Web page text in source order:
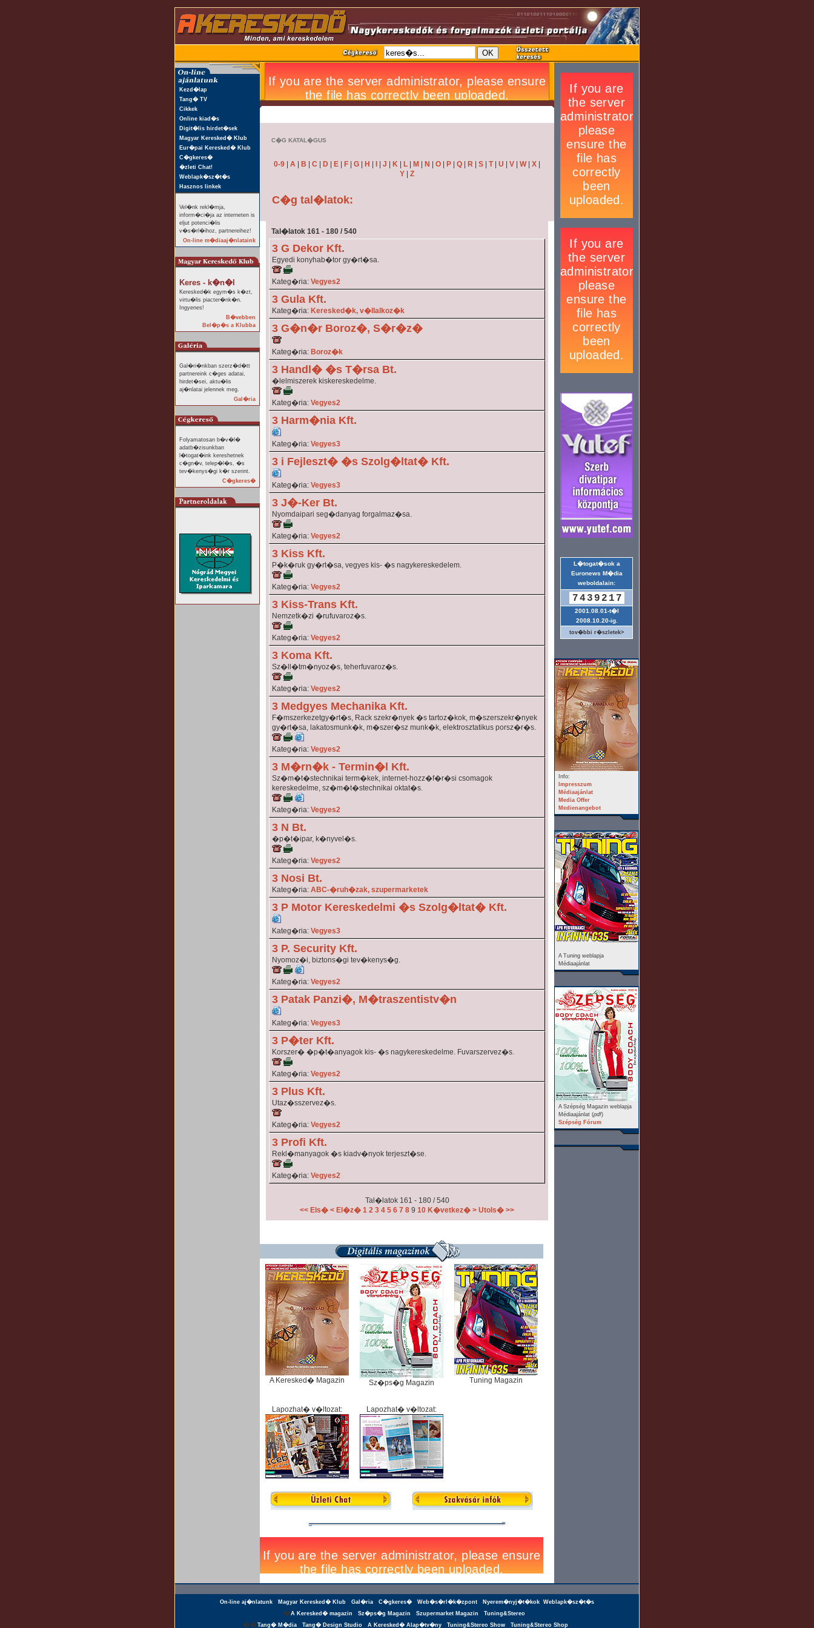
Kezd�lap
Tang� TV
Cikkek
Online kiad�s
Digit�lis hirdet�sek
Magyar Keresked� Klub
Eur�pai Keresked� Klub
C�gkeres�
�zleti Chat!
Weblapk�sz�t�s
Hasznos linkek
Vel�nk rekl�mja,
inform�ci�ja az interneten is
eljut potenci�lis
v�s�rl�ihoz, partnereihez!
On-line m�diaaj�nlataink
Keres - k�n�l
Keresked�k egym�s k�zt,
virtu�lis piacter�nk�n.
Ingyenes!
B�vebben
Bel�p�s a Klubba
Gal�ri�nkban szerz�d�tt
partnereink c�ges adatai,
hirdet�sei, aktu�lis
aj�nlatai jelennek meg.
Gal�ria
Folyamatosan b�v�l�
adatb�zisunkban
l�togat�ink kereshetnek
c�gn�v, telep�l�s, �s
tev�kenys�gi k�r szerint.
C�gkeres�
C�G KATAL�GUS
0-9 A B C D E F G H J K L M N O P Q R S T| U V W| X
Y
Z
C�g tal�latok:
Tal�latok 161 - 180 / 540
3 G Dekor Kft.
Egyedi konyhab�tor gy�rt�sa.
Kateg�ria: Vegyes2
3 Gula Kft.
Kateg�ria: Keresked�k, v�llalkoz�k
3 G�n�r Boroz�, S�r�z�
Kateg�ria: Boroz�k
3 Handl� �s T�rsa Bt.
�lelmiszerek kiskereskedelme.
Kateg�ria: Vegyes2
3 Harm�nia Kft.
Kateg�ria: Vegyes3
3 i Fejleszt� �s Szolg�ltat� Kft.
Kateg�ria: Vegyes3
3 J�-Ker Bt.
Nyomdaipari seg�danyag forgalmaz�sa.
Kateg�ria: Vegyes2
3 Kiss Kft.
P�k�ruk gy�rt�sa, vegyes kis- �s nagykereskedelem.
Kateg�ria: Vegyes2
3 Kiss-Trans Kft.
Nemzetk�zi �rufuvaroz�s.
Kateg�ria: Vegyes2
3 Koma Kft.
Sz�ll�tm�nyoz�s, teherfuvaroz�s.
Kateg�ria: Vegyes2
3 Medgyes Mechanika Kft.
F�mszerkezetgy�rt�s, Rack szekr�nyek �s tartoz�kok, m�szerszekr�nyek
gy�rt�sa, lakatosmunk�k, m�szer�sz munk�k, elektrosztatikus porsz�r�s.
Kateg�ria: Vegyes2
3 M�rn�k - Termin�l Kft.
Sz�m�t�stechnikai term�kek, internet-hozz�f�r�si csomagok
kereskedelme, sz�m�t�stechnikai oktat�s.
Kateg�ria: Vegyes2
3 N Bt.
�p�t�ipar, k�nyvel�s.
Kateg�ria: Vegyes2
3 Nosi Bt.
Kateg�ria: ABC-�ruh�zak, szupermarketek
3 P Motor Kereskedelmi �s Szolg�ltat� Kft.
Kateg�ria: Vegyes3
3 P. Security Kft.
Nyomoz�i, biztons�gi tev�kenys�g.
Kateg�ria: Vegyes2
3 Patak Panzi�, M�traszentistv�n
Kateg�ria: Vegyes3
3 P�ter Kft.
Korszer� �p�t�anyagok kis- �s nagykereskedelme. Fuvarszervez�s.
Kateg�ria: Vegyes2
3 Plus Kft.
Utaz�sszervez�s.
Kateg�ria: Vegyes2
3 Profi Kft.
Rekl�manyagok �s kiadv�nyok terjeszt�se.
Kateg�ria: Vegyes2
Tal�latok 161 - 180 / 540
<< Els� < El�z� 1 2 3 4 5 6 7 8 9 10 K�vetkez� > Utols� >>
A Keresked� Magazin Sz�ps�g Magazin Tuning Magazin
Lapozhat� v�ltozat: Lapozhat� v�ltozat:
L�togat�sok a
Euronews M�dia
weboldalain:
7439217
2001.08.01-t�l
2008.10.20-ig.
tov�bbi r�szletek>
Info:
Impresszum
Médiaajánlat
Media Offer
Medienangebot
A Tuning weblapja
Médiaajánlat
A Szépség Magazin weblapja
Médiaajánlat (pdf)
Szépség Fórum
On-line aj�nlatunk Magyar Keresked� Klub Gal�ria C�gkeres� Web�s�rl�k�zpont Nyerem�nyj�t�kok Weblapk�sz�t�s
�A Keresked� magazin Sz�ps�g Magazin Szupermarket Magazin Tuning&Stereo
��Tang� M�dia Tang� Design Studio A Keresked� Alap�tv�ny Tuning&Stereo Show Tuning&Stereo Shop